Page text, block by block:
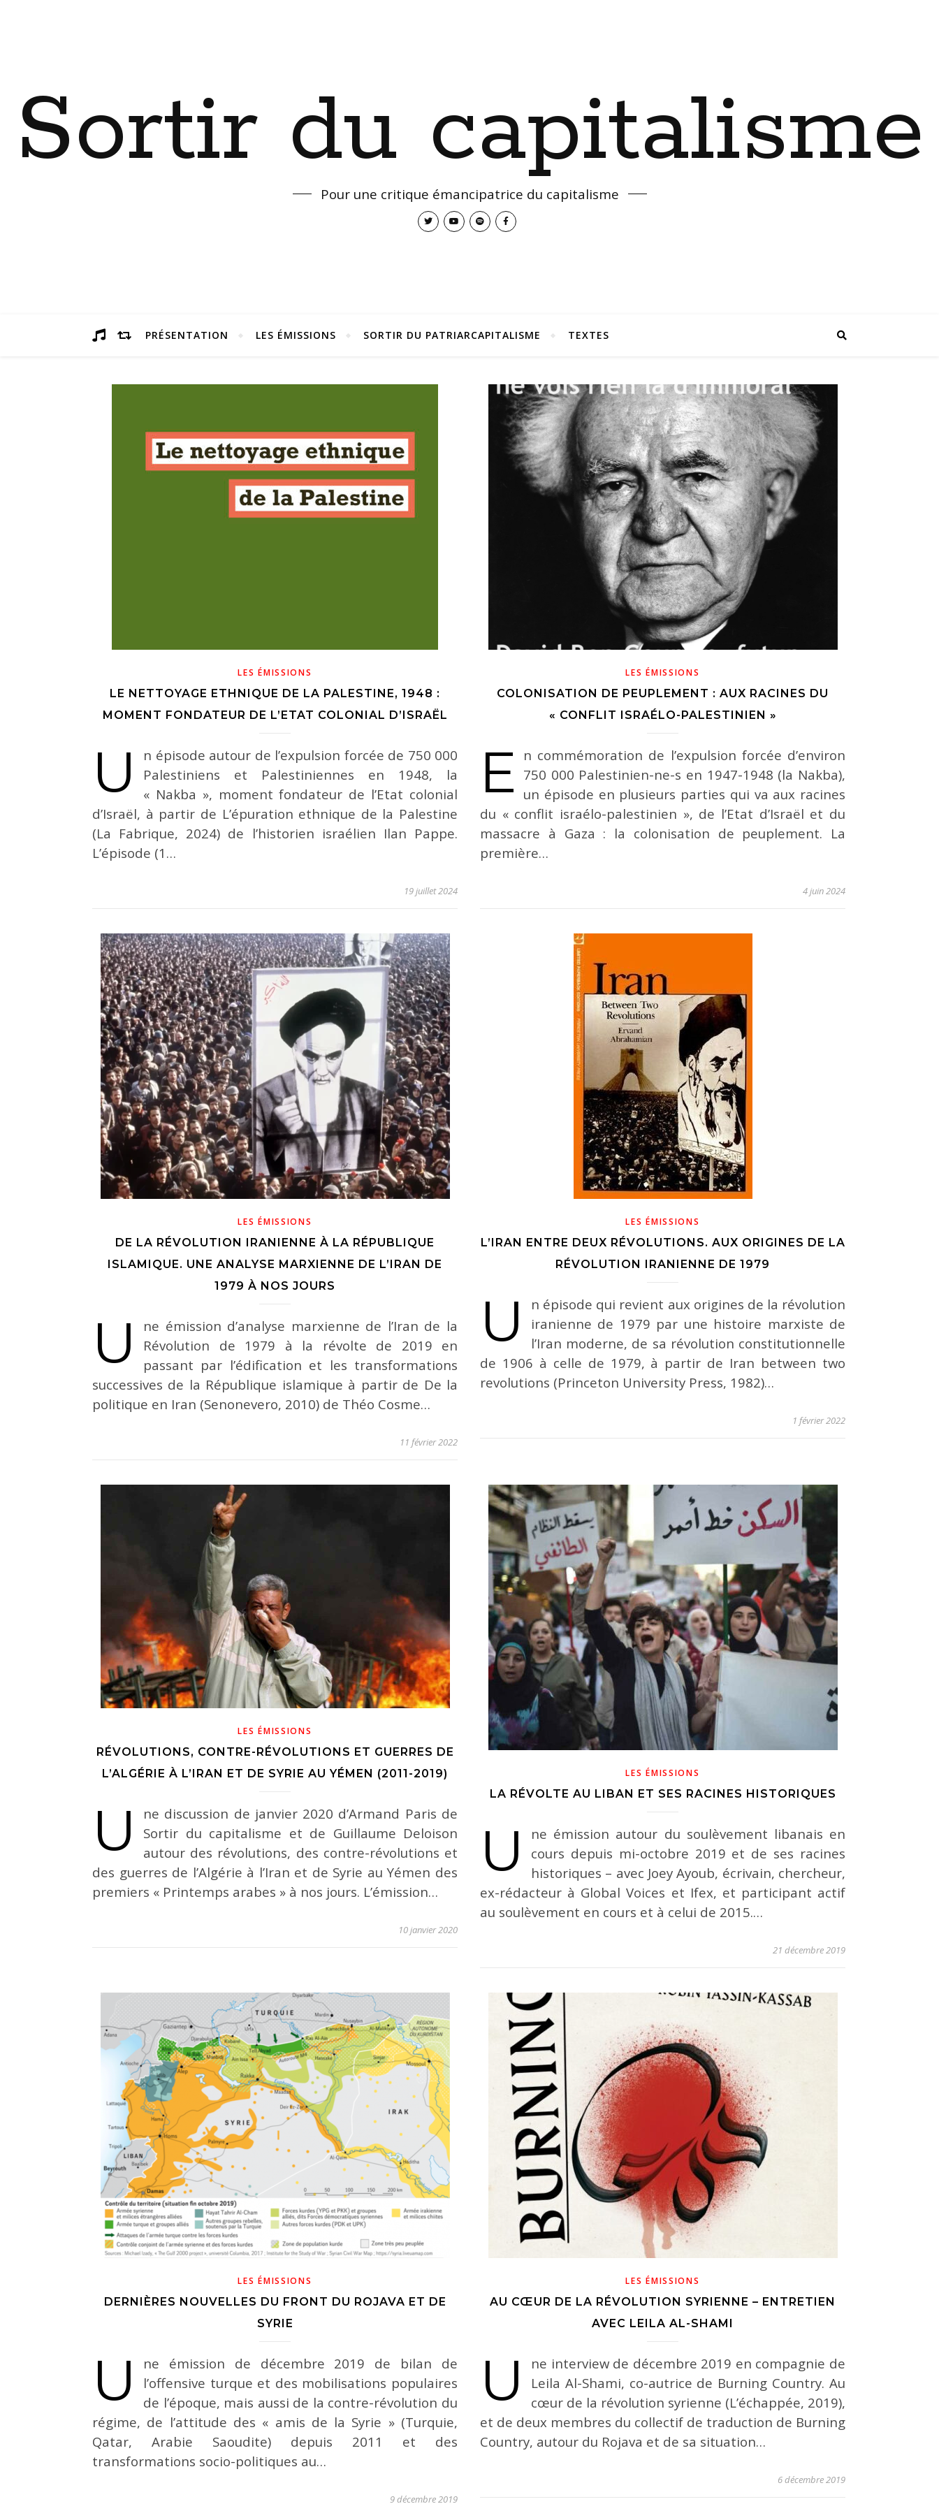
Sortir du capitalisme
Pour une critique émancipatrice du capitalisme
PRÉSENTATION LES ÉMISSIONS SORTIR DU PATRIARCAPITALISME TEXTES
LES ÉMISSIONS
LE NETTOYAGE ETHNIQUE DE LA PALESTINE, 1948 :
MOMENT FONDATEUR DE L’ETAT COLONIAL D’ISRAËL
U
n épisode autour de l’expulsion forcée de 750 000
Palestiniens et Palestiniennes en 1948, la
« Nakba », moment fondateur de l’Etat colonial
d’Israël, à partir de L’épuration ethnique de la Palestine
(La Fabrique, 2024) de l’historien israélien Ilan Pappe.
L’épisode (1…
19 juillet 2024
LES ÉMISSIONS
COLONISATION DE PEUPLEMENT : AUX RACINES DU
« CONFLIT ISRAÉLO-PALESTINIEN »
E
n commémoration de l’expulsion forcée d’environ
750 000 Palestinien-ne-s en 1947-1948 (la Nakba),
un épisode en plusieurs parties qui va aux racines
du « conflit israélo-palestinien », de l’Etat d’Israël et du
massacre à Gaza : la colonisation de peuplement. La
première…
4 juin 2024
LES ÉMISSIONS
DE LA RÉVOLUTION IRANIENNE À LA RÉPUBLIQUE
ISLAMIQUE. UNE ANALYSE MARXIENNE DE L’IRAN DE
1979 À NOS JOURS
U
ne émission d’analyse marxienne de l’Iran de la
Révolution de 1979 à la révolte de 2019 en
passant par l’édification et les transformations
successives de la République islamique à partir de De la
politique en Iran (Senonevero, 2010) de Théo Cosme…
11 février 2022
LES ÉMISSIONS
L’IRAN ENTRE DEUX RÉVOLUTIONS. AUX ORIGINES DE LA
RÉVOLUTION IRANIENNE DE 1979
U
n épisode qui revient aux origines de la révolution
iranienne de 1979 par une histoire marxiste de
l’Iran moderne, de sa révolution constitutionnelle
de 1906 à celle de 1979, à partir de Iran between two
revolutions (Princeton University Press, 1982)…
1 février 2022
LES ÉMISSIONS
RÉVOLUTIONS, CONTRE-RÉVOLUTIONS ET GUERRES DE
L’ALGÉRIE À L’IRAN ET DE SYRIE AU YÉMEN (2011-2019)
U
ne discussion de janvier 2020 d’Armand Paris de
Sortir du capitalisme et de Guillaume Deloison
autour des révolutions, des contre-révolutions et
des guerres de l’Algérie à l’Iran et de Syrie au Yémen des
premiers « Printemps arabes » à nos jours. L’émission…
10 janvier 2020
LES ÉMISSIONS
LA RÉVOLTE AU LIBAN ET SES RACINES HISTORIQUES
U
ne émission autour du soulèvement libanais en
cours depuis mi-octobre 2019 et de ses racines
historiques – avec Joey Ayoub, écrivain, chercheur,
ex-rédacteur à Global Voices et Ifex, et participant actif
au soulèvement en cours et à celui de 2015.…
21 décembre 2019
LES ÉMISSIONS
DERNIÈRES NOUVELLES DU FRONT DU ROJAVA ET DE
SYRIE
U
ne émission de décembre 2019 de bilan de
l’offensive turque et des mobilisations populaires
de l’époque, mais aussi de la contre-révolution du
régime, de l’attitude des « amis de la Syrie » (Turquie,
Qatar, Arabie Saoudite) depuis 2011 et des
transformations socio-politiques au…
9 décembre 2019
LES ÉMISSIONS
AU CŒUR DE LA RÉVOLUTION SYRIENNE – ENTRETIEN
AVEC LEILA AL-SHAMI
U
ne interview de décembre 2019 en compagnie de
Leila Al-Shami, co-autrice de Burning Country. Au
cœur de la révolution syrienne (L’échappée, 2019),
et de deux membres du collectif de traduction de Burning
Country, autour du Rojava et de sa situation…
6 décembre 2019